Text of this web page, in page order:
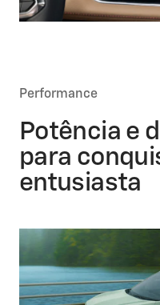
Performance
Potência e
para
entusiasta